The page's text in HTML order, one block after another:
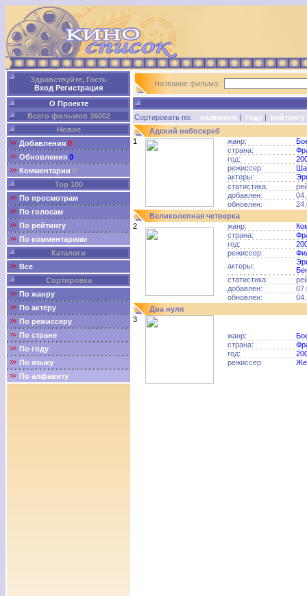
Здравствуйте, Гость
Вход Регистрация
О Проекте
Всего фильмов 36002
Новое
Добавления 0
Обновления 0
Комментарии 0
Top 100
По просмотрам
По голосам
По рейтингу
По комментариям
Каталоги
Все
Сортировка
По жанру
По актёру
По режиссеру
По стране
По году
По языку
По алфавиту
Название фильма:
Сортировать по: названию | году | рейтингу
Адский небоскреб
1
жанр:
страна:
год:
режиссер:
актеры:
статистика:
добавлен:
обновлен:
Великолепная четверка
2
жанр:
страна:
год:
режиссер:
актеры:
статистика:
добавлен:
обновлен:
Два нуля
3
жанр:
страна:
год:
режиссер: